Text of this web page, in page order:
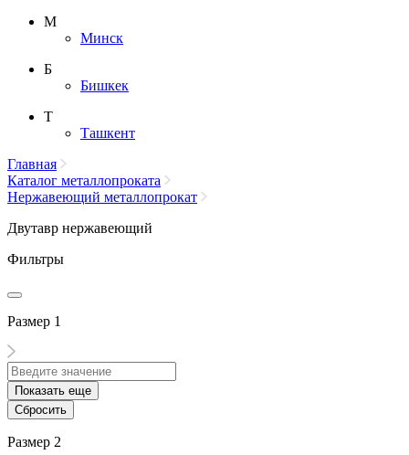
М
Минск
Б
Бишкек
Т
Ташкент
Главная
Каталог металлопроката
Нержавеющий металлопрокат
Двутавр нержавеющий
Фильтры
Размер 1
Показать еще
Сбросить
Размер 2